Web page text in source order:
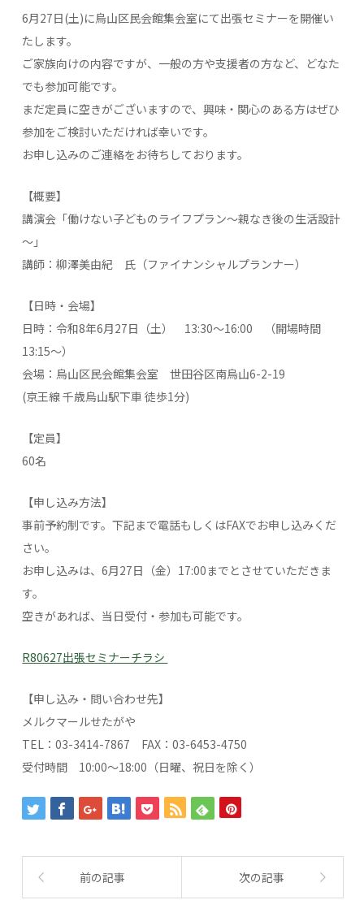
6月27日(土)に烏山区民会館集会室にて出張セミナーを開催い
たします。
ご家族向けの内容ですが、一般の方や支援者の方など、どなた
でも参加可能です。
まだ定員に空きがございますので、興味・関心のある方はぜひ
参加をご検討いただければ幸いです。
お申し込みのご連絡をお待ちしております。
【概要】
講演会「働けない子どものライフプラン～親なき後の生活設計
～」
講師：柳澤美由紀 氏（ファイナンシャルプランナー）
【日時・会場】
日時：令和8年6月27日（土） 13:30～16:00 （開場時間
13:15～）
会場：烏山区民会館集会室 世田谷区南烏山6-2-19
(京王線 千歳烏山駅下車 徒歩1分)
【定員】
60名
【申し込み方法】
事前予約制です。下記まで電話もしくはFAXでお申し込みくだ
さい。
お申し込みは、6月27日（金）17:00までとさせていただきま
す。
空きがあれば、当日受付・参加も可能です。
R80627出張セミナーチラシ
【申し込み・問い合わせ先】
メルクマールせたがや
TEL：03-3414-7867 FAX：03-6453-4750
受付時間 10:00～18:00（日曜、祝日を除く）
前の記事 次の記事